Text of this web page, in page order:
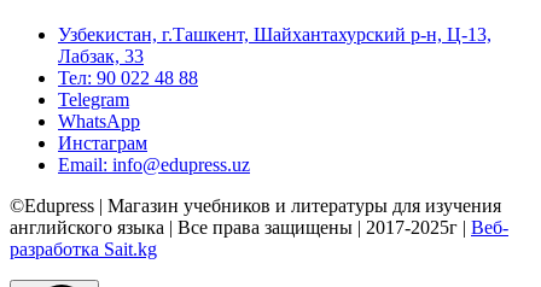
Узбекистан, г.Ташкент, Шайхантахурский р-н, Ц-13,
Лабзак, 33
Тел: 90 022 48 88
Telegram
WhatsApp
Инстаграм
Email: info@edupress.uz
©Edupress | Магазин учебников и литературы для изучения
английского языка | Все права защищены | 2017-2025г | Веб-
разработка Sait.kg